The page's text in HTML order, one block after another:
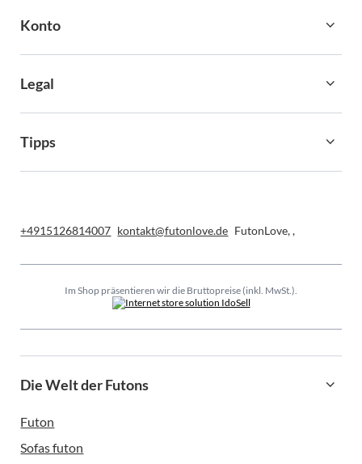
Konto
Legal
Tipps
+4915126814007 kontakt@futonlove.de FutonLove,,
Im Shop präsentieren wir die Bruttopreise (inkl. MwSt.).
Die Welt der Futons
Futon
Sofas futon